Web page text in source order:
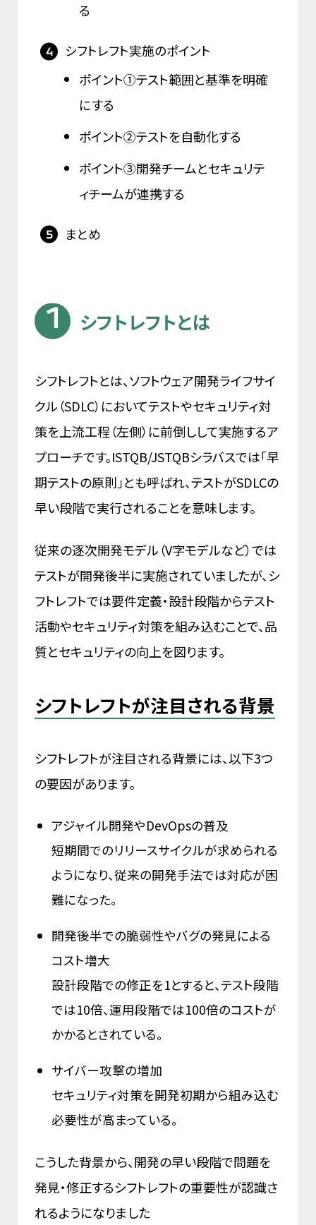
る
シフトレフト実施のポイント
ポイント①テスト範囲と基準を明確
にする
ポイント②テストを自動化する
ポイント③開発チームとセキュリテ
ィチームが連携する
まとめ
シフトレフトとは
シフトレフトとは、ソフトウェア開発ライフサイ
クル（SDLC）においてテストやセキュリティ対
策を上流工程（左側）に前倒しして実施するア
プローチです。ISTQB/JSTQBシラバスでは「早
期テストの原則」とも呼ばれ、テストがSDLCの
早い段階で実行されることを意味します。
従来の逐次開発モデル（V字モデルなど）では
テストが開発後半に実施されていましたが、シ
フトレフトでは要件定義・設計段階からテスト
活動やセキュリティ対策を組み込むことで、品
質とセキュリティの向上を図ります。
シフトレフトが注目される背景
シフトレフトが注目される背景には、以下3つ
の要因があります。
アジャイル開発やDevOpsの普及
短期間でのリリースサイクルが求められる
ようになり、従来の開発手法では対応が困
難になった。
開発後半での脆弱性やバグの発見による
コスト増大
設計段階での修正を1とすると、テスト段階
では10倍、運用段階では100倍のコストが
かかるとされている。
サイバー攻撃の増加
セキュリティ対策を開発初期から組み込む
必要性が高まっている。
こうした背景から、開発の早い段階で問題を
発見・修正するシフトレフトの重要性が認識さ
れるようになりました